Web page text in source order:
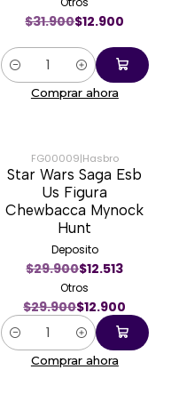
$31.900$12.900
Cantidad
Comprar ahora
-57%
FG00009|Hasbro
Star Wars Saga Esb
Us Figura
Chewbacca Mynock
Hunt
Deposito
$29.900$12.513
Otros
$29.900$12.900
Cantidad
Comprar ahora